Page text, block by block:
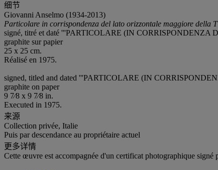
细节
Giovanni Anselmo (1934-2013)
Particolare in corrispondenza del lato orizzontale maggiore della
signé, titré et daté '''PARTICOLARE (IN
graphite sur papier
25 x 25 cm.
Réalisé en 1975.
signed, titled and dated '''PARTICOLARE (IN
graphite on paper
9 7⁄8 x 9 7⁄8 in.
Executed in 1975.
来源
Collection privée, Italie
Puis par descendance au propriétaire actuel
更多详情
Cette œuvre est accompagnée d'un certificat photographique signé